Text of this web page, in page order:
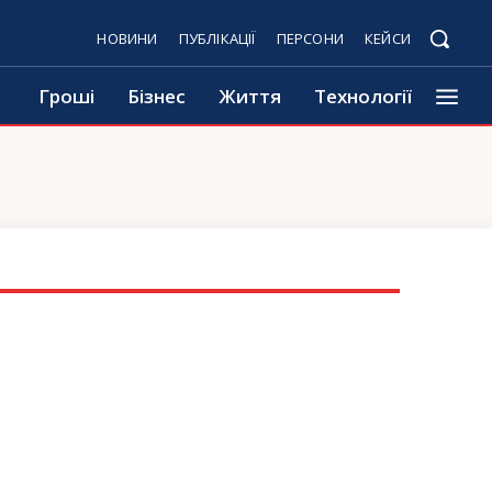
НОВИНИ ПУБЛІКАЦІЇ ПЕРСОНИ КЕЙСИ
Гроші Бізнес Життя Технології